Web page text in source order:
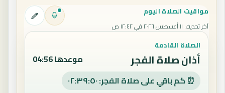
مواقيت الصلاة اليوم
آخر تحديث: ١١ أغسطس ٢٠٢٦ في ١٢:٤٢ ص
الصلاة القادمة
أذان صلاة الفجر موعدها 04:56
⏰ كم باقي على صلاة الفجر: ٠٢:٣٩:٥٠